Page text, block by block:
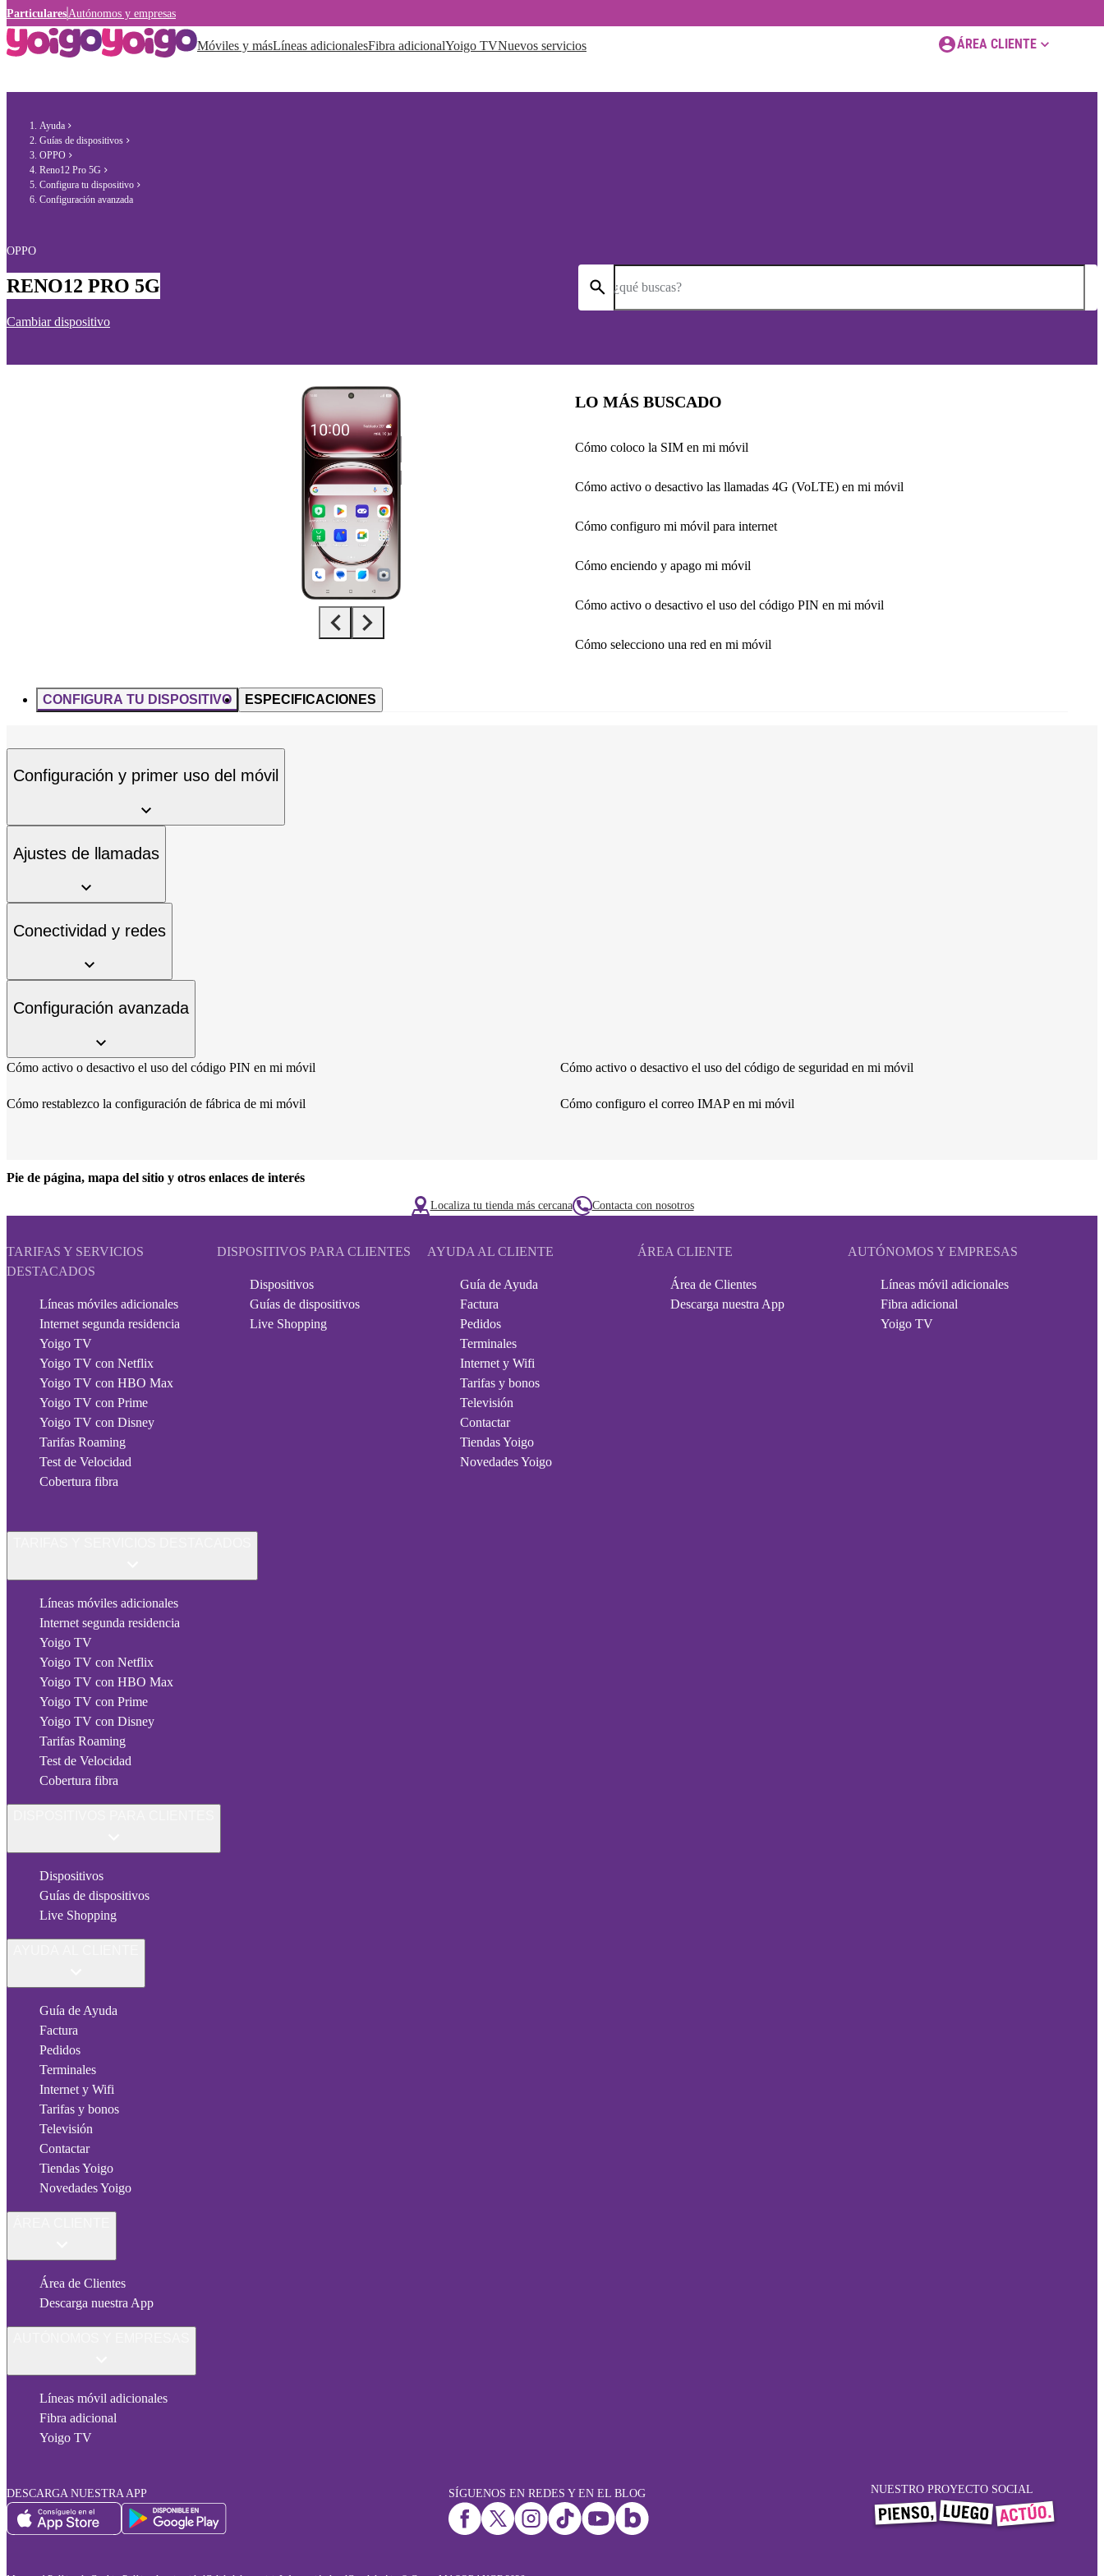
Particulares Autónomos y empresas
Móviles y másLíneas adicionalesFibra adicionalYoigo TVNuevos servicios ÁREA CLIENTE
Ayuda
Guías de dispositivos
OPPO
Reno12 Pro 5G
Configura tu dispositivo
Configuración avanzada
OPPO
RENO12 PRO 5G
Cambiar dispositivo
¿qué buscas?
LO MÁS BUSCADO
Cómo coloco la SIM en mi móvil
Cómo activo o desactivo las llamadas 4G (VoLTE) en mi móvil
Cómo configuro mi móvil para internet
Cómo enciendo y apago mi móvil
Cómo activo o desactivo el uso del código PIN en mi móvil
Cómo selecciono una red en mi móvil
CONFIGURA TU DISPOSITIVO ESPECIFICACIONES
Configuración y primer uso del móvil
Ajustes de llamadas
Conectividad y redes
Configuración avanzada
Cómo activo o desactivo el uso del código PIN en mi móvil Cómo activo o desactivo el uso del código de seguridad en mi móvil
Cómo restablezco la configuración de fábrica de mi móvil Cómo configuro el correo IMAP en mi móvil
Pie de página, mapa del sitio y otros enlaces de interés
Localiza tu tienda más cercana Contacta con nosotros
TARIFAS Y SERVICIOS
DESTACADOS
Líneas móviles adicionales
Internet segunda residencia
Yoigo TV
Yoigo TV con Netflix
Yoigo TV con HBO Max
Yoigo TV con Prime
Yoigo TV con Disney
Tarifas Roaming
Test de Velocidad
Cobertura fibra
DISPOSITIVOS PARA CLIENTES
Dispositivos
Guías de dispositivos
Live Shopping
AYUDA AL CLIENTE
Guía de Ayuda
Factura
Pedidos
Terminales
Internet y Wifi
Tarifas y bonos
Televisión
Contactar
Tiendas Yoigo
Novedades Yoigo
ÁREA CLIENTE
Área de Clientes
Descarga nuestra App
AUTÓNOMOS Y EMPRESAS
Líneas móvil adicionales
Fibra adicional
Yoigo TV
Líneas móviles adicionales
Internet segunda residencia
Yoigo TV
Yoigo TV con Netflix
Yoigo TV con HBO Max
Yoigo TV con Prime
Yoigo TV con Disney
Tarifas Roaming
Test de Velocidad
Cobertura fibra
Dispositivos
Guías de dispositivos
Live Shopping
Guía de Ayuda
Factura
Pedidos
Terminales
Internet y Wifi
Tarifas y bonos
Televisión
Contactar
Tiendas Yoigo
Novedades Yoigo
Área de Clientes
Descarga nuestra App
Líneas móvil adicionales
Fibra adicional
Yoigo TV
DESCARGA NUESTRA APP SÍGUENOS EN REDES Y EN EL BLOG NUESTRO PROYECTO SOCIAL